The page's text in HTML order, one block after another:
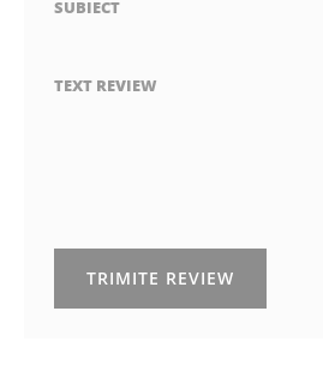
SUBIECT
TEXT REVIEW
TRIMITE REVIEW